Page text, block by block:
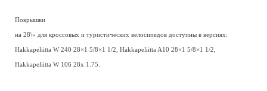
Покрышки
на 28\» для кроссовых и туристических велосипедов доступны в версиях:
Hakkapeliitta W 240 28×1 5/8×1 1/2, Hakkapeliitta A10 28×1 5/8×1 1/2,
Hakkapeliitta W 106 28x 1.75.